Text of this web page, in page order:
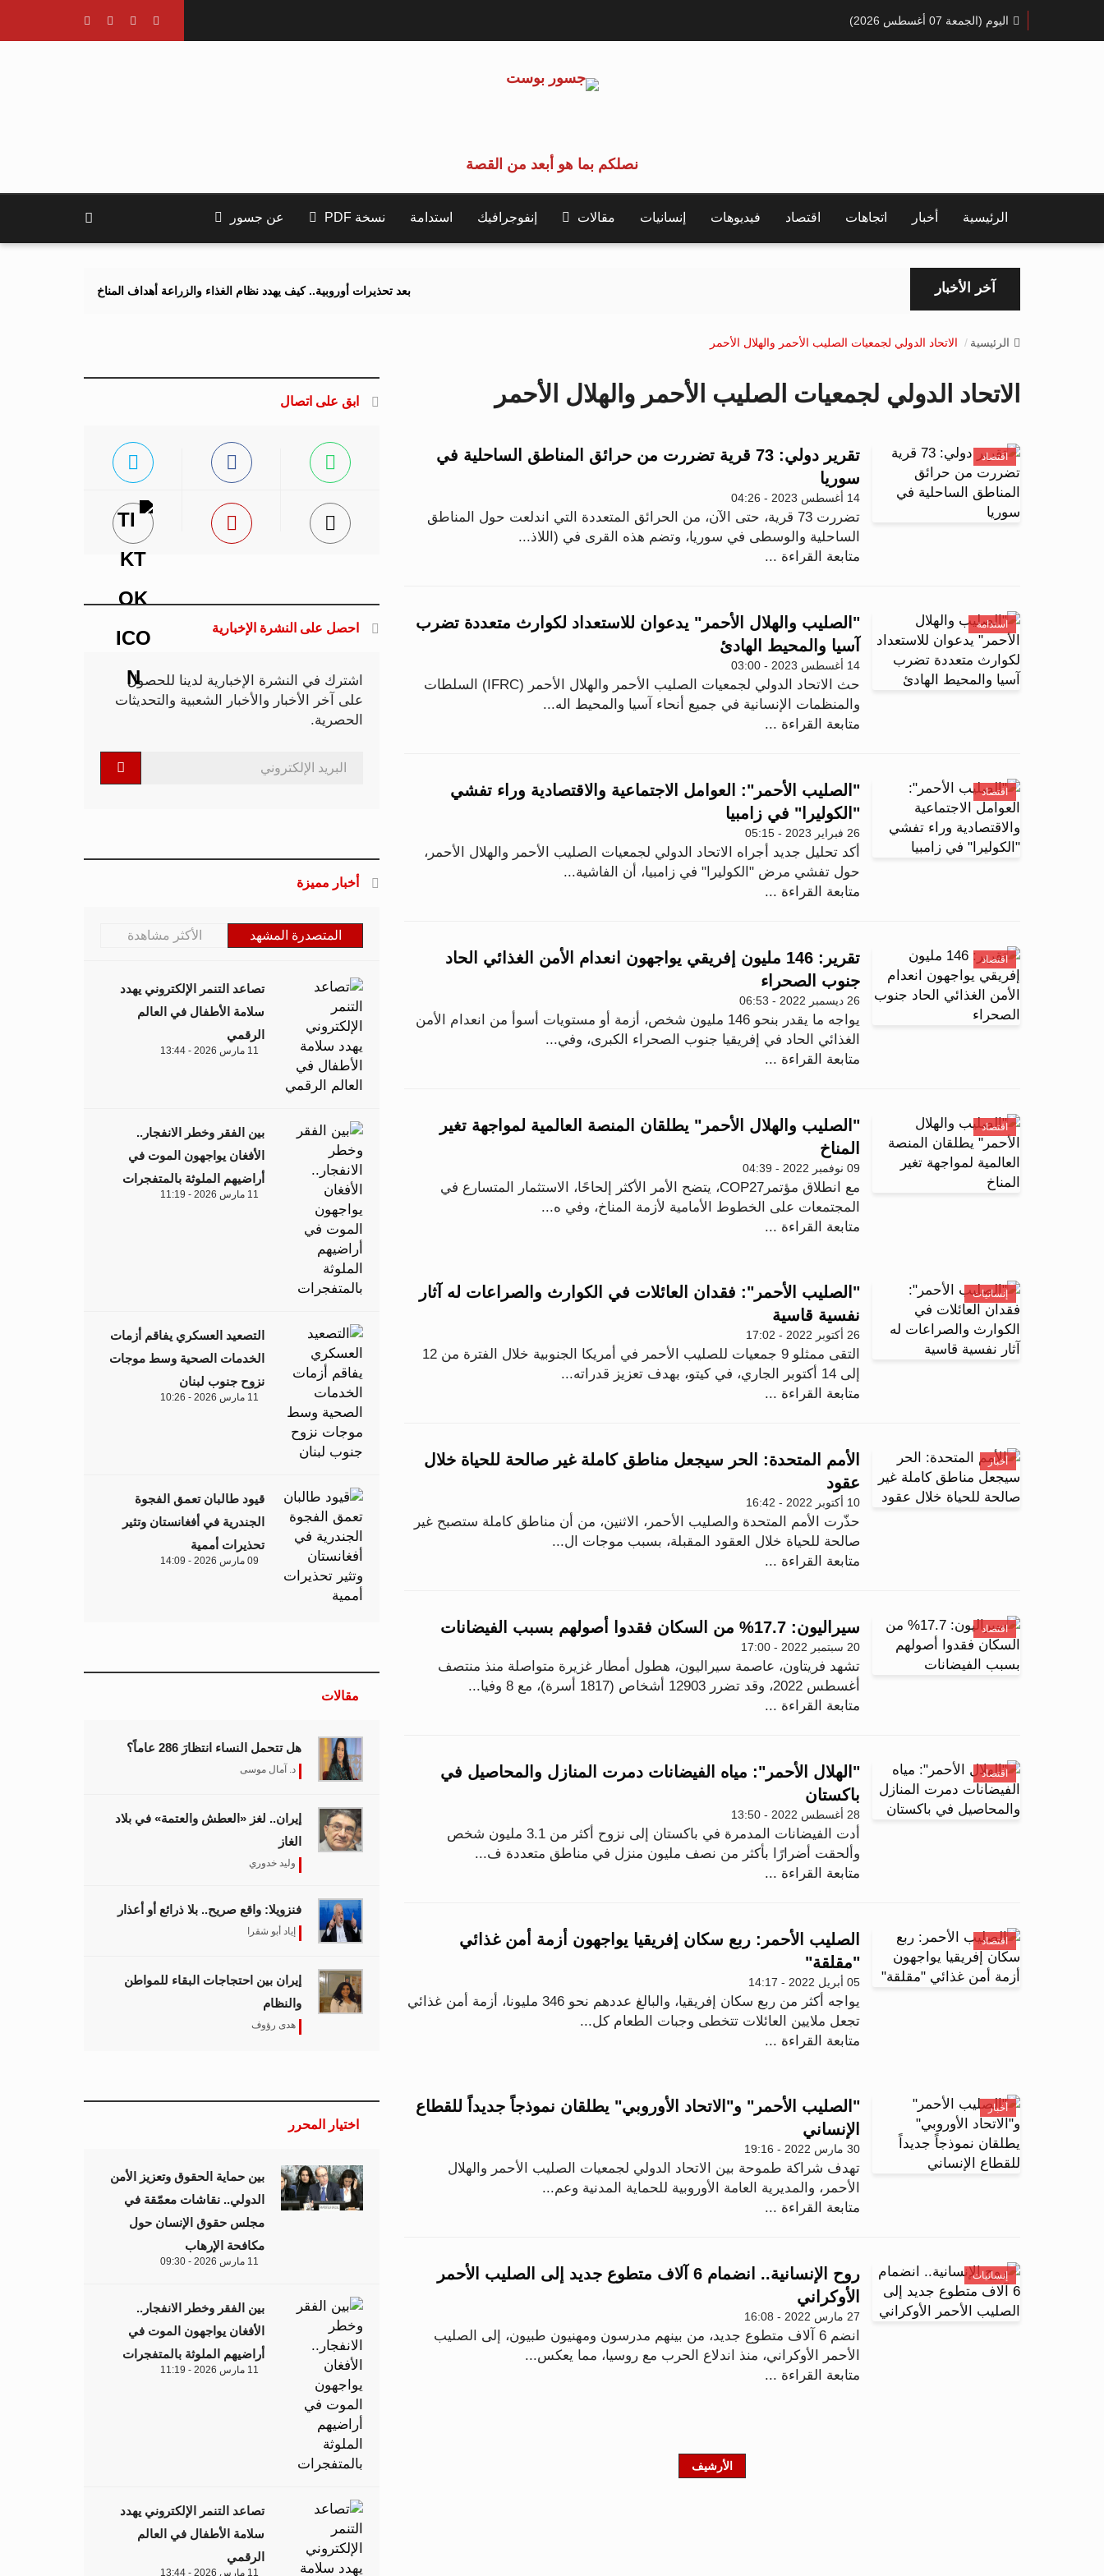
اليوم (الجمعة 07 أغسطس 2026)
نصلكم بما هو أبعد من القصة
الرئيسية أخبار اتجاهات اقتصاد فيديوهات إنسانيات مقالات إنفوجرافيك استدامة نسخة PDF عن جسور
آخر الأخبار بعد تحذيرات أوروبية.. كيف يهدد نظام الغذاء والزراعة أهداف المناخ 2040 و2050؟
الرئيسية الاتحاد الدولي لجمعيات الصليب الأحمر والهلال الأحمر
الاتحاد الدولي لجمعيات الصليب الأحمر والهلال الأحمر
اقتصاد
تقرير دولي: 73 قرية تضررت من حرائق المناطق الساحلية في
سوريا
14 أغسطس 2023 - 04:26
تضررت 73 قرية، حتى الآن، من الحرائق المتعددة التي اندلعت حول المناطق
الساحلية والوسطى في سوريا، وتضم هذه القرى في (اللاذ...
متابعة القراءة ...
استدامة
"الصليب والهلال الأحمر" يدعوان للاستعداد لكوارث متعددة تضرب
آسيا والمحيط الهادئ
14 أغسطس 2023 - 03:00
حث الاتحاد الدولي لجمعيات الصليب الأحمر والهلال الأحمر (IFRC) السلطات
والمنظمات الإنسانية في جميع أنحاء آسيا والمحيط اله...
متابعة القراءة ...
اقتصاد
"الصليب الأحمر": العوامل الاجتماعية والاقتصادية وراء تفشي
"الكوليرا" في زامبيا
26 فبراير 2023 - 05:15
أكد تحليل جديد أجراه الاتحاد الدولي لجمعيات الصليب الأحمر والهلال الأحمر،
حول تفشي مرض "الكوليرا" في زامبيا، أن الفاشية...
متابعة القراءة ...
اقتصاد
تقرير: 146 مليون إفريقي يواجهون انعدام الأمن الغذائي الحاد
جنوب الصحراء
26 ديسمبر 2022 - 06:53
يواجه ما يقدر بنحو 146 مليون شخص، أزمة أو مستويات أسوأ من انعدام الأمن
الغذائي الحاد في إفريقيا جنوب الصحراء الكبرى، وفي...
متابعة القراءة ...
اقتصاد
"الصليب والهلال الأحمر" يطلقان المنصة العالمية لمواجهة تغير
المناخ
09 نوفمبر 2022 - 04:39
مع انطلاق مؤتمرCOP27، يتضح الأمر الأكثر إلحاحًا، الاستثمار المتسارع في
المجتمعات على الخطوط الأمامية لأزمة المناخ، وفي ه...
متابعة القراءة ...
إنسانيات
"الصليب الأحمر": فقدان العائلات في الكوارث والصراعات له آثار
نفسية قاسية
26 أكتوبر 2022 - 17:02
التقى ممثلو 9 جمعيات للصليب الأحمر في أمريكا الجنوبية خلال الفترة من 12
إلى 14 أكتوبر الجاري، في كيتو، بهدف تعزيز قدراته...
متابعة القراءة ...
أخبار
الأمم المتحدة: الحر سيجعل مناطق كاملة غير صالحة للحياة خلال
عقود
10 أكتوبر 2022 - 16:42
حذّرت الأمم المتحدة والصليب الأحمر، الاثنين، من أن مناطق كاملة ستصبح غير
صالحة للحياة خلال العقود المقبلة، بسبب موجات ال...
متابعة القراءة ...
اقتصاد سيراليون: 17.7% من السكان فقدوا أصولهم بسبب الفيضانات
20 سبتمبر 2022 - 17:00
تشهد فريتاون، عاصمة سيراليون، هطول أمطار غزيرة متواصلة منذ منتصف
أغسطس 2022، وقد تضرر 12903 أشخاص (1817 أسرة)، مع 8 وفيا...
متابعة القراءة ...
اقتصاد
"الهلال الأحمر": مياه الفيضانات دمرت المنازل والمحاصيل في
باكستان
28 أغسطس 2022 - 13:50
أدت الفيضانات المدمرة في باكستان إلى نزوح أكثر من 3.1 مليون شخص
وألحقت أضرارًا بأكثر من نصف مليون منزل في مناطق متعددة ف...
متابعة القراءة ...
اقتصاد
الصليب الأحمر: ربع سكان إفريقيا يواجهون أزمة أمن غذائي
"مقلقة"
05 أبريل 2022 - 14:17
يواجه أكثر من ربع سكان إفريقيا، والبالغ عددهم نحو 346 مليونا، أزمة أمن غذائي
تجعل ملايين العائلات تتخطى وجبات الطعام كل...
متابعة القراءة ...
أخبار
"الصليب الأحمر" و"الاتحاد الأوروبي" يطلقان نموذجاً جديداً للقطاع
الإنساني
30 مارس 2022 - 19:16
تهدف شراكة طموحة بين الاتحاد الدولي لجمعيات الصليب الأحمر والهلال
الأحمر، والمديرية العامة الأوروبية للحماية المدنية وعم...
متابعة القراءة ...
إنسانيات
روح الإنسانية.. انضمام 6 آلاف متطوع جديد إلى الصليب الأحمر
الأوكراني
27 مارس 2022 - 16:08
انضم 6 آلاف متطوع جديد، من بينهم مدرسون ومهنيون طبيون، إلى الصليب
الأحمر الأوكراني، منذ اندلاع الحرب مع روسيا، مما يعكس...
متابعة القراءة ...
الأرشيف
ابق على اتصال
احصل على النشرة الإخبارية
اشترك في النشرة الإخبارية لدينا للحصول
على آخر الأخبار والأخبار الشعبية والتحديثات
الحصرية.
أخبار مميزة
المتصدرة المشهد الأكثر مشاهدة
تصاعد التنمر الإلكتروني يهدد
سلامة الأطفال في العالم
الرقمي
11 مارس 2026 - 13:44
بين الفقر وخطر الانفجار..
الأفغان يواجهون الموت في
أراضيهم الملوثة بالمتفجرات
11 مارس 2026 - 11:19
التصعيد العسكري يفاقم أزمات
الخدمات الصحية وسط موجات
نزوح جنوب لبنان
11 مارس 2026 - 10:26
قيود طالبان تعمق الفجوة
الجندرية في أفغانستان وتثير
تحذيرات أممية
09 مارس 2026 - 14:09
مقالات
هل تتحمل النساء انتظارَ 286 عاماً؟
د. آمال موسى
إيران.. لغز «العطش والعتمة» في بلاد
الغاز
وليد خدوري
فنزويلا: واقع صريح.. بلا ذرائع أو أعذار
إياد أبو شقرا
إيران بين احتجاجات البقاء للمواطن
والنظام
هدى رؤوف
اختيار المحرر
بين حماية الحقوق وتعزيز الأمن
الدولي.. نقاشات معمّقة في
مجلس حقوق الإنسان حول
مكافحة الإرهاب
11 مارس 2026 - 09:30
بين الفقر وخطر الانفجار..
الأفغان يواجهون الموت في
أراضيهم الملوثة بالمتفجرات
11 مارس 2026 - 11:19
تصاعد التنمر الإلكتروني يهدد
سلامة الأطفال في العالم
الرقمي
11 مارس 2026 - 13:44